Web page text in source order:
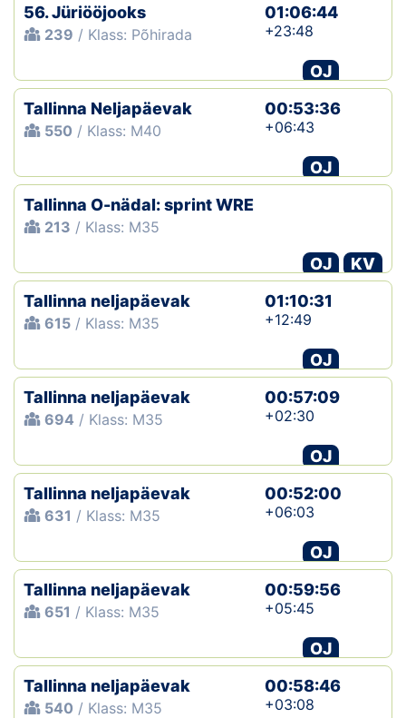
56. Jüriööjooks
239 / Klass: Põhirada
01:06:44
+23:48
OJ
Tallinna Neljapäevak
550 / Klass: M40
00:53:36
+06:43
OJ
Tallinna O-nädal: sprint WRE
213 / Klass: M35
OJ
KV
Tallinna neljapäevak
615 / Klass: M35
01:10:31
+12:49
OJ
Tallinna neljapäevak
694 / Klass: M35
00:57:09
+02:30
OJ
Tallinna neljapäevak
631 / Klass: M35
00:52:00
+06:03
OJ
Tallinna neljapäevak
651 / Klass: M35
00:59:56
+05:45
OJ
Tallinna neljapäevak
540 / Klass: M35
00:58:46
+03:08